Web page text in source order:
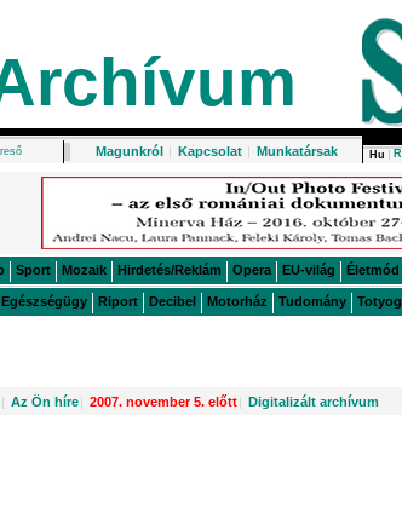
Magunkról | Kapcsolat | Munkatársak Hu
Sport Mozaik Hirdetés/Reklám Opera EU-világ Életmód
Egészségügy Riport Decibel Motorház Tudomány
| Az Ön híre| 2007. november 5. előtt| Digitalizált archívum